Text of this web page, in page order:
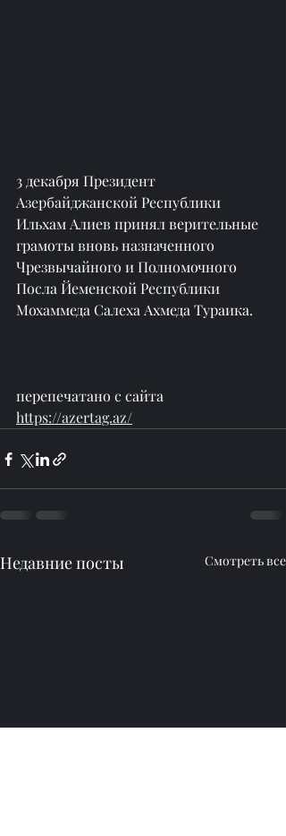
3 декабря Президент
Азербайджанской Республики
Ильхам Алиев принял верительные
грамоты вновь назначенного
Чрезвычайного и Полномочного
Посла Йеменской Республики
Мохаммеда Салеха Ахмеда Тураика.
перепечатано с сайта
https://azertag.az/
Недавние посты Смотреть все